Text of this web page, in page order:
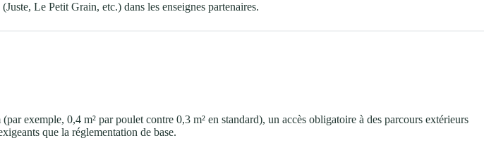
Le Petit Grain, etc.) dans les enseignes partenaires.
exemple, 0,4 m² par poulet contre 0,3 m² en standard), un accès obligatoire à des parcours extérieurs
que la réglementation de base.